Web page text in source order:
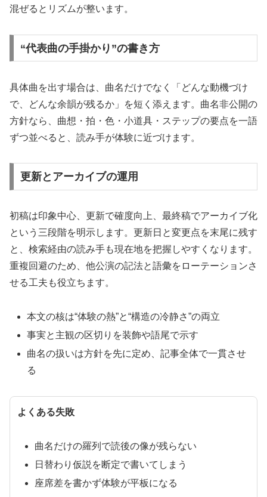
混ぜるとリズムが整います。
“代表曲の手掛かり”の書き方
具体曲を出す場合は、曲名だけでなく「どんな動機づけ
で、どんな余韻が残るか」を短く添えます。曲名非公開の
方針なら、曲想・拍・色・小道具・ステップの要点を一語
ずつ並べると、読み手が体験に近づけます。
更新とアーカイブの運用
初稿は印象中心、更新で確度向上、最終稿でアーカイブ化
という三段階を明示します。更新日と変更点を末尾に残す
と、検索経由の読み手も現在地を把握しやすくなります。
重複回避のため、他公演の記法と語彙をローテーションさ
せる工夫も役立ちます。
本文の核は“体験の熱”と“構造の冷静さ”の両立
事実と主観の区切りを装飾や語尾で示す
曲名の扱いは方針を先に定め、記事全体で一貫させ
る
よくある失敗
曲名だけの羅列で読後の像が残らない
日替わり仮説を断定で書いてしまう
座席差を書かず体験が平板になる